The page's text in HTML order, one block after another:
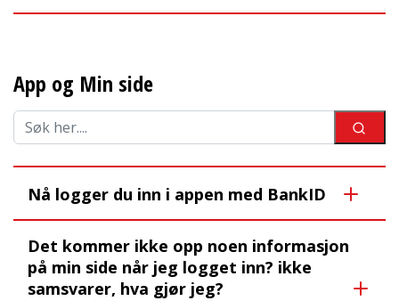
App og Min side
Nå logger du inn i appen med BankID
Det kommer ikke opp noen informasjon
på min side når jeg logget inn? ikke
samsvarer, hva gjør jeg?